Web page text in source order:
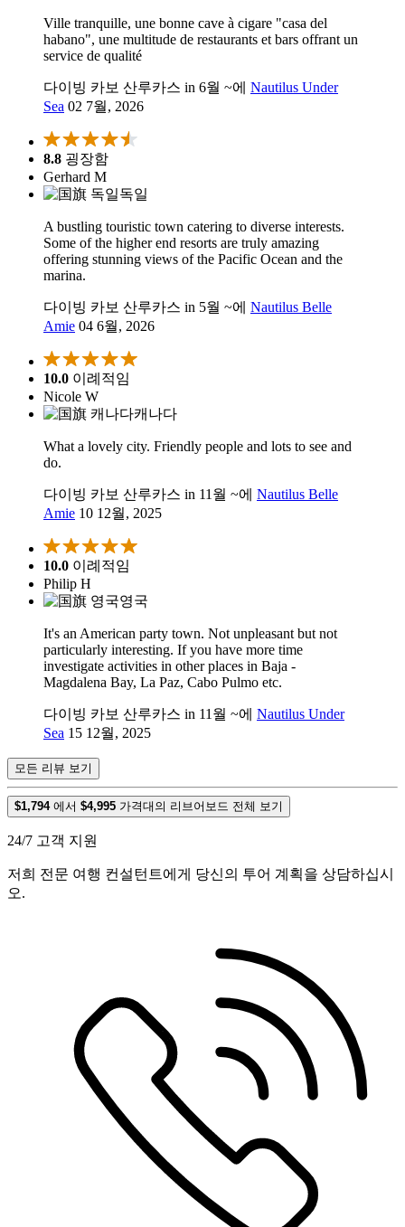
Ville tranquille, une bonne cave à cigare "casa del
habano", une multitude de restaurants et bars offrant un
service de qualité
다이빙 카보 산루카스 in 6월 ~에 Nautilus Under
Sea 02 7월, 2026
8.8 굉장함
Gerhard M
독일
A bustling touristic town catering to diverse interests.
Some of the higher end resorts are truly amazing
offering stunning views of the Pacific Ocean and the
marina.
다이빙 카보 산루카스 in 5월 ~에 Nautilus Belle
Amie 04 6월, 2026
10.0 이례적임
Nicole W
캐나다
What a lovely city. Friendly people and lots to see and
do.
다이빙 카보 산루카스 in 11월 ~에 Nautilus Belle
Amie 10 12월, 2025
10.0 이례적임
Philip H
영국
It's an American party town. Not unpleasant but not
particularly interesting. If you have more time
investigate activities in other places in Baja -
Magdalena Bay, La Paz, Cabo Pulmo etc.
다이빙 카보 산루카스 in 11월 ~에 Nautilus Under
Sea 15 12월, 2025
모든 리뷰 보기
$1,794에서 $4,995 가격대의 리브어보드 전체 보기
24/7 고객 지원
저희 전문 여행 컨설턴트에게 당신의 투어 계획을 상담하십시
오.